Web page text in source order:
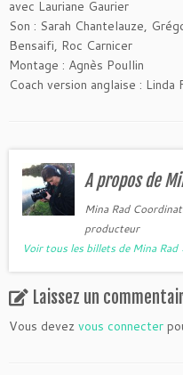
avec Lauriane Gaurier
Son : Sarah Chantelauze,
Bensaifi, Roc Carnicer
Montage : Agnès Poullin
Coach version anglaise : Linda
A propos de
Mina Rad
producteur
Voir tous les billets de Mina Rad
Laissez un
Vous devez vous connecter